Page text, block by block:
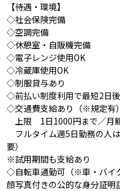
【待遇・環境】
◇社会保険完備
◇空調完備
◇休憩室・自販機完備
◇電子レンジ使用OK
◇冷蔵庫使用OK
◇制服貸与あり
◇前払い制度利用で最短2日
◇交通費支給あり（※規定有）
上限 1日1000円まで／月
フルタイム週5日勤務の人
要）
※試用期間も支給あり
◇自転車通勤可（※車・バイ
顔写真付きの公的な身分証明